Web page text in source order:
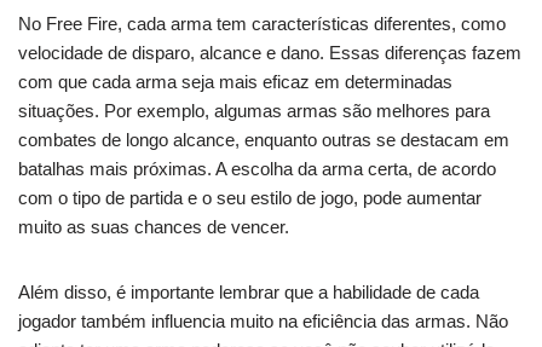
No Free Fire, cada arma tem características diferentes, como
velocidade de disparo, alcance e dano. Essas diferenças fazem
com que cada arma seja mais eficaz em determinadas
situações. Por exemplo, algumas armas são melhores para
combates de longo alcance, enquanto outras se destacam em
batalhas mais próximas. A escolha da arma certa, de acordo
com o tipo de partida e o seu estilo de jogo, pode aumentar
muito as suas chances de vencer.
Além disso, é importante lembrar que a habilidade de cada
jogador também influencia muito na eficiência das armas. Não